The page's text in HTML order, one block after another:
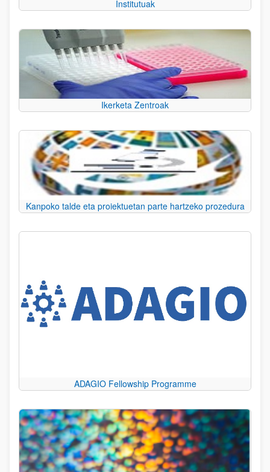
Institutuak
Ikerketa Zentroak
Kanpoko talde eta proiektuetan parte hartzeko prozedura
ADAGIO Fellowship Programme